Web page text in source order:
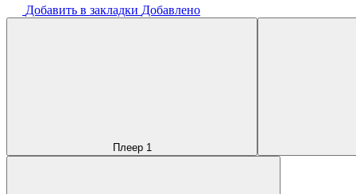
Добавить в закладки Добавлено
Плеер 1